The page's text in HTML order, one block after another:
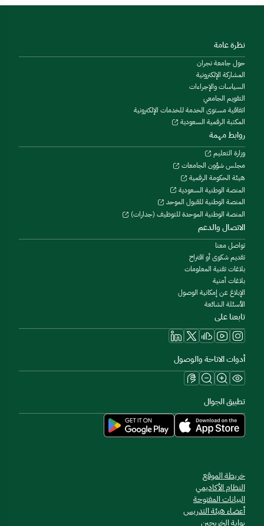
نظرة عامة
حول جامعة نجران
المشاركة الإلكترونية
السياسات والإجراءات
التقويم الجامعي
اتفاقية مستوى الخدمة للخدمات الإلكترونية
المكتبة الرقمية السعودية
روابط مهمة
وزارة التعليم
مجلس شؤون الجامعات
هيئة الحكومة الرقمية
المنصة الوطنية السعودية
المنصة الوطنية للقبول الموحد
المنصة الوطنية الموحدة للتوظيف (جدارات)
الاتصال والدعم
تواصل معنا
تقديم شكوى أو اقتراح
بلاغات تقنية المعلومات
بلاغات أمنية
الإبلاغ عن إمكانية الوصول
الأسئلة الشائعة
تابعنا على
أدوات الاتاحة والوصول
تطبيق الجوال
خريطة الموقع
النظام الأكاديمي
البيانات المفتوحة
أعضاء هيئة التدريس
بوابة الخريجين